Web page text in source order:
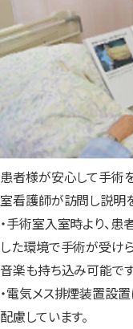
患者様が安心して手術
室看護師が訪問し説明
・手術室入室時より、
した環境で手術が受け
音楽も持ち込み可能で
・電気メス排煙装置設置
配慮しています。